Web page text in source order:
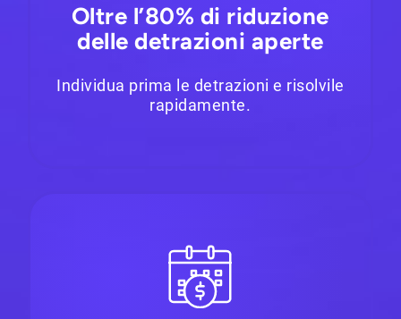
Oltre l’80% di riduzione
delle detrazioni aperte
Individua prima le detrazioni e risolvile
rapidamente.